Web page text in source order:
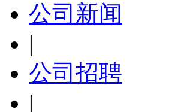
公司新闻
|
公司招聘
|